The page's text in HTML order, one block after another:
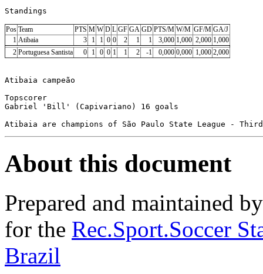
Standings
Pos Team PTS M W D L GF GA GD PTS/M W/M GF/M GA/J
1 Atibaia 3 1 1 0 0 2 1 1 3,000 1,000 2,000 1,000
2 Portuguesa Santista 0 1 0 0 1 1 2 -1 0,000 0,000 1,000 2,000
Atibaia campeão
Topscorer
Gabriel 'Bill' (Capivariano) 16 goals
About this document
Prepared and maintained
for the Rec.Sport.Soccer
Brazil